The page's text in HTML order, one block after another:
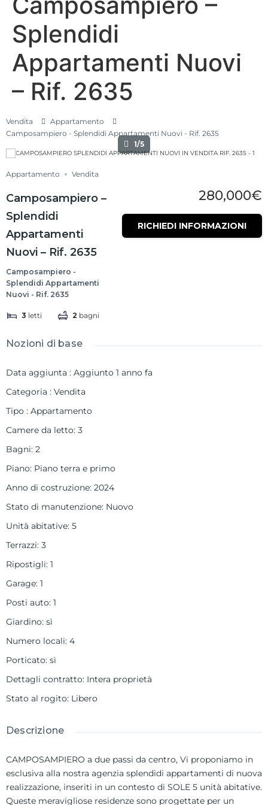
Splendidi
Appartamenti Nuovi
– Rif. 2635
Vendita
Appartamento
Camposampiero - Splendidi Appartamenti Nuovi - Rif. 2635
1/5
Appartamento Vendita
Camposampiero –
Splendidi
Appartamenti
Nuovi – Rif. 2635
Camposampiero -
Splendidi Appartamenti
Nuovi - Rif. 2635
3 letti 2 bagni
280,000€
RICHIEDI INFORMAZIONI
Nozioni di base
Data aggiunta : Aggiunto 1 anno fa
Categoria : Vendita
Tipo : Appartamento
Camere da letto: 3
Bagni: 2
Piano: Piano terra e primo
Anno di costruzione: 2024
Stato di manutenzione: Nuovo
Unità abitative: 5
Terrazzi: 3
Ripostigli: 1
Garage: 1
Posti auto: 1
Giardino: sì
Numero locali: 4
Porticato: sì
Dettagli contratto: Intera proprietà
Stato al rogito: Libero
Descrizione
CAMPOSAMPIERO a due passi da centro, Vi proponiamo in
esclusiva alla nostra agenzia splendidi appartamenti di nuova
realizzazione, inseriti in un contesto di SOLE 5 unità abitative.
Queste meravigliose residenze sono progettate per un